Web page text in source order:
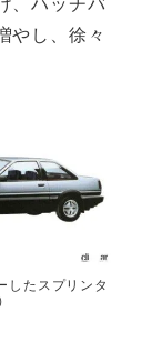
やし、徐々
したスプリンタ